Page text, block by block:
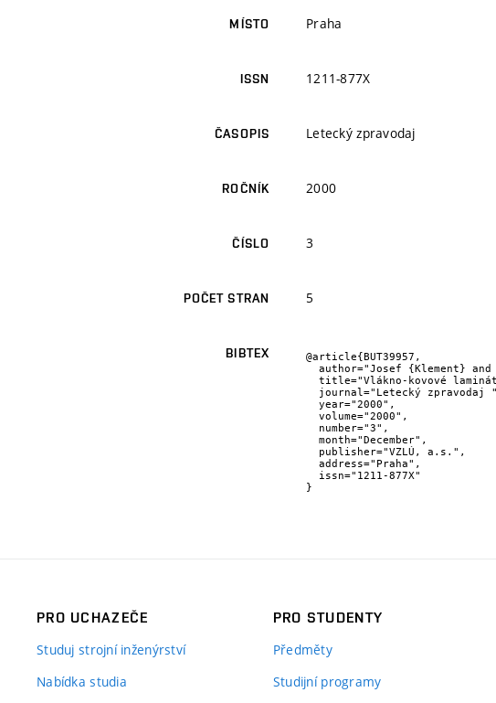
MÍSTO Praha
ISSN 1211-877X
ČASOPIS Letecký zpravodaj
ROČNÍK 2000
ČÍSLO 3
POČET STRAN 5
BIBTEX
@article{BUT39957,
}
PRO UCHAZEČE
Studuj strojní inženýrství
Nabídka studia
PRO STUDENTY
Předměty
Studijní programy